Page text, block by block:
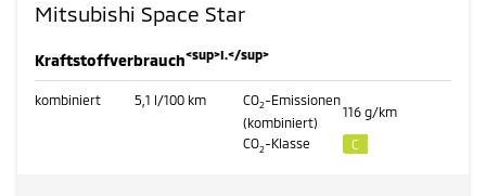
Mitsubishi Space Star
Kraftstoffverbrauch<sup>I.</sup>
kombiniert 5,1 l/100 km CO2-Emissionen
(kombiniert)
116 g/km
CO2-Klasse C